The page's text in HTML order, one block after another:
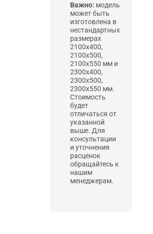
Важно: модель
может быть
изготовлена в
нестандартных
размерах
2100х400,
2100х500,
2100х550 мм и
2300х400,
2300х500,
2300х550 мм.
Стоимость
будет
отличаться от
указанной
выше. Для
консультации
и уточнения
расценок
обращайтесь к
нашим
менеджерам.